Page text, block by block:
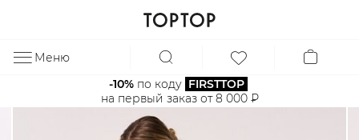
Меню
-10% по коду FIRSTTOP
на первый заказ от 8 000 ₽